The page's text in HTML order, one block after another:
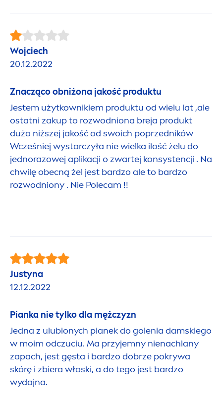
Wojciech
20.12.2022
Znacząco obniżona jakość produktu
Jestem użytkownikiem produktu od wielu lat ,ale
ostatni zakup to rozwodniona breja produkt
dużo niższej jakość od swoich poprzedników
Wcześniej wystarczyła nie wielka ilość żelu do
jednorazowej aplikacji o zwartej konsystencji . Na
chwilę obecną żel jest bardzo ale to bardzo
rozwodniony . Nie Polecam !!
Justyna
12.12.2022
Pianka nie tylko dla mężczyzn
Jedna z ulubionych pianek do golenia damskiego
w moim odczuciu. Ma przyjemny nienachlany
zapach, jest gęsta i bardzo dobrze pokrywa
skórę i zbiera włoski, a do tego jest bardzo
wydajna.